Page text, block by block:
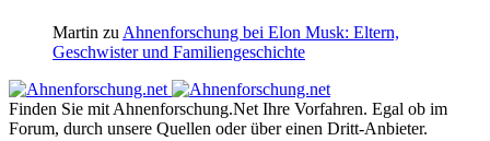
Martin zu Ahnenforschung bei Elon Musk: Eltern,
Geschwister und Familiengeschichte
Finden Sie mit Ahnenforschung.Net Ihre Vorfahren. Egal ob im
Forum, durch unsere Quellen oder über einen Dritt-Anbieter.